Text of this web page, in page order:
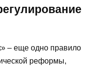
– еще одно правило
реформы,